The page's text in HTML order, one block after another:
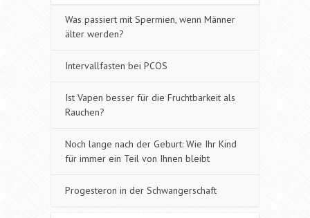
Was passiert mit Spermien, wenn Männer
älter werden?
Intervallfasten bei PCOS
Ist Vapen besser für die Fruchtbarkeit als
Rauchen?
Noch lange nach der Geburt: Wie Ihr Kind
für immer ein Teil von Ihnen bleibt
Progesteron in der Schwangerschaft